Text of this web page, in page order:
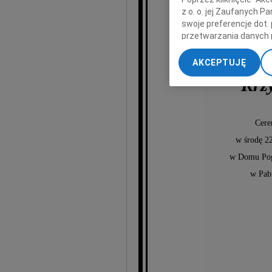
w środę
w Domu
w
z o. o. jej Zaufanych
swoje preferencje dot.
przetwarzania danych
„Ustawienia
My, nasi Zaufani
dokładnych danych
Przechowywanie
AKCEPTUJĘ